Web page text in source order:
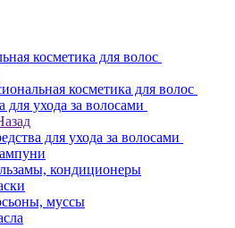
косметика для волос
косметика для волос
для ухода за волосами
для ухода за волосами
кондиционеры
муссы